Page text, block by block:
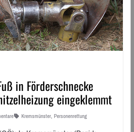
in Förderschnecke
eingeklemmt
Kremsmünster, Personenrettung